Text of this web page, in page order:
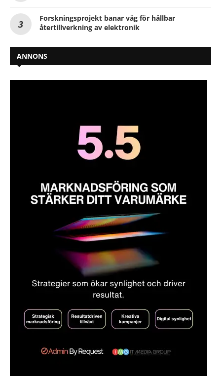
Forskningsprojekt banar väg för hållbar
återtillverkning av elektronik
ANNONS